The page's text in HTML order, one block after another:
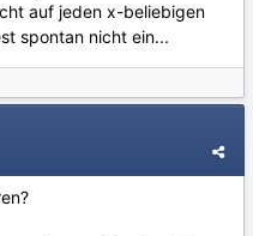
auf jeden x-beliebigen
spontan nicht ein...